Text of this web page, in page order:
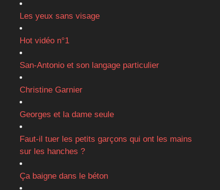
Les yeux sans visage
Hot vidéo n°1
San-Antonio et son langage particulier
Christine Garnier
Georges et la dame seule
Faut-il tuer les petits garçons qui ont les mains
sur les hanches ?
Ça baigne dans le béton